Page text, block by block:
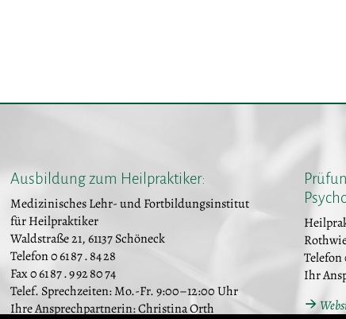
Ausbildung zum Heilpraktiker:
Medizinisches Lehr- und Fortbildungsinstitut
für Heilpraktiker
Waldstraße 21, 61137 Schöneck
Telefon 0 61 87 . 84 28
Fax 0 61 87 . 9 92 80 74
Telef. Sprechzeiten: Mo.-Fr. 9:00–12:00 Uhr
Ihre Ansprechpartnerin: Christina Orth
Telefon
Ihr